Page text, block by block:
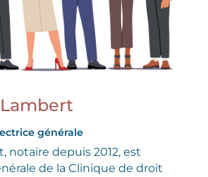
générale
notaire depuis 2012, est
de la Clinique de droit